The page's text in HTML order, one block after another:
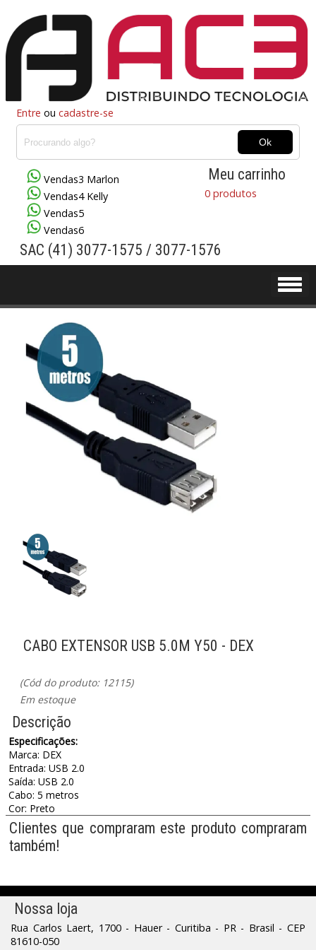
Entre ou cadastre-se
Vendas3 Marlon
Vendas4 Kelly
Vendas5
Vendas6
Meu carrinho
0 produtos
SAC (41) 3077-1575 / 3077-1576
CABO EXTENSOR USB 5.0M Y50 - DEX
(Cód do produto: 12115)
Em estoque
Descrição
Especificações:
Marca: DEX
Entrada: USB 2.0
Saída: USB 2.0
Cabo: 5 metros
Cor: Preto
Clientes que compraram este produto compraram
também!
Nossa loja
Rua Carlos Laert, 1700 - Hauer - Curitiba - PR - Brasil - CEP
81610-050